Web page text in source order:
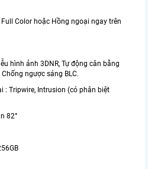
Color hoặc Hồng ngoại ngay trên
hình ảnh 3DNR, Tự động cân bằng
ngược sáng BLC.
: Tripwire, Intrusion (có phân biệt
82°